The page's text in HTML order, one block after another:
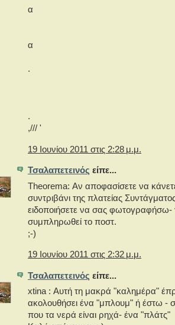
α
α
.
.
,/// '
19 Ιουνίου 2011 στις 2:28 μ.μ.
Τσαλαπετεινός είπε...
Theorema: Αν αποφασίσετε να
συντριβάνι της πλατείας
ειδοποιήσετε να σας φωτογραφήσω-
συμπληρωθεί το ποστ.
;-)
19 Ιουνίου 2011 στις 2:32 μ.μ.
Τσαλαπετεινός είπε...
xtina : Αυτή τη μακρά "καλημέρα"
ακολουθήσει ένα "μπλουμ" ή έστω -
που τα νερά είναι ρηχά- ένα "πλάτς"